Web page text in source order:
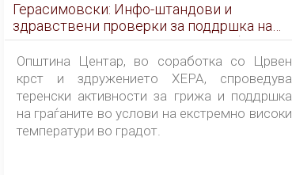
Герасимовски: Инфо-штандови и
здравствени проверки за поддршка на
граѓаните во услови на топлотен бран
Општина Центар, во соработка со Црвен
крст и здружението ХЕРА, спроведува
теренски активности за грижа и поддршка
на граѓаните во услови на екстремно високи
температури во градот.